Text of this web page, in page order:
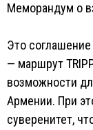
Меморандум о
Это
— маршрут
возможности
Армении. При
суверенитет,